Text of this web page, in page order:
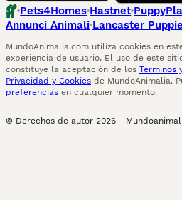
Pets4Homes Hastnet
Annunci Animali Lancaster
MundoAnimalia.com utiliza cookies en
experiencia de usuario. El uso de este
constituye la aceptación de los Términos
Privacidad y Cookies de MundoAnimalia.
preferencias en cualquier momento.
© Derechos de autor 2026 -